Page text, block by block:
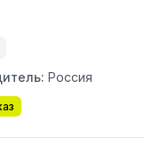
Россия